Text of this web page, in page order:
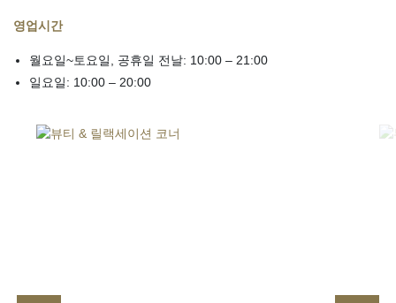
영업시간
월요일~토요일, 공휴일 전날: 10:00 – 21:00
일요일: 10:00 – 20:00